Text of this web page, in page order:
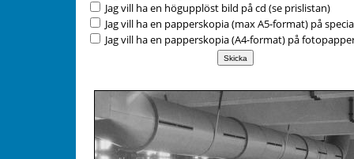
Jag vill ha en högupplöst bild på cd (se prislistan)
Jag vill ha en papperskopia (max A5-format) på
Jag vill ha en papperskopia (A4-format) på